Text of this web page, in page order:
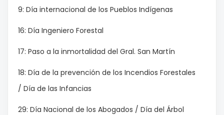
9: Día internacional de los Pueblos Indígenas
16: Día Ingeniero Forestal
17: Paso a la inmortalidad del Gral. San Martín
18: Día de la prevención de los Incendios Forestales
/ Día de las Infancias
29: Día Nacional de los Abogados / Día del Árbol